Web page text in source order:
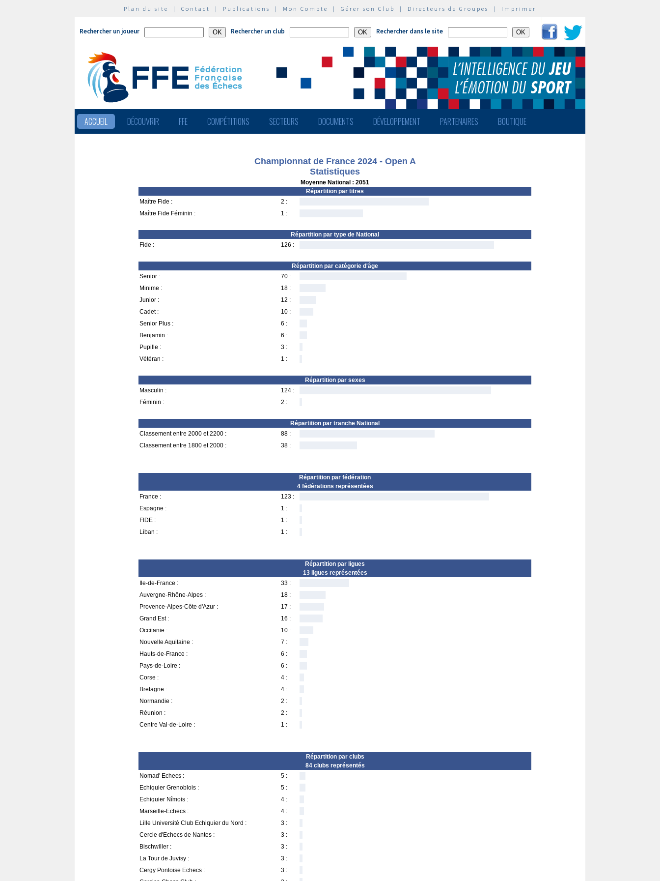
Plan du site | Contact | Publications | Mon Compte | Gérer son Club | Directeurs de Groupes | Imprimer
Rechercher un joueur Rechercher un club Rechercher dans le site
ACCUEIL DÉCOUVRIR FFE COMPÉTITIONS SECTEURS DOCUMENTS DÉVELOPPEMENT PARTENAIRES BOUTIQUE
Championnat de France 2024 - Open A
Statistiques
Moyenne National : 2051
Répartition par titres
Maître Fide :
2 :
Maître Fide Féminin :
1 :
Répartition par type de National
Fide :
126 :
Répartition par catégorie d'âge
Senior :
70 :
Minime :
18 :
Junior :
12 :
Cadet :
10 :
Senior Plus :
6 :
Benjamin :
6 :
Pupille :
3 :
Vétéran :
1 :
Répartition par sexes
Masculin :
124 :
Féminin :
2 :
Répartition par tranche National
Classement entre 2000 et 2200 :
88 :
Classement entre 1800 et 2000 :
38 :
Répartition par fédération
4 fédérations représentées
France :
123 :
Espagne :
1 :
FIDE :
1 :
Liban :
1 :
Répartition par ligues
13 ligues représentées
Ile-de-France :
33 :
Auvergne-Rhône-Alpes :
18 :
Provence-Alpes-Côte d'Azur :
17 :
Grand Est :
16 :
Occitanie :
10 :
Nouvelle Aquitaine :
7 :
Hauts-de-France :
6 :
Pays-de-Loire :
6 :
Corse :
4 :
Bretagne :
4 :
Normandie :
2 :
Réunion :
2 :
Centre Val-de-Loire :
1 :
Répartition par clubs
84 clubs représentés
Nomad' Echecs :
5 :
Echiquier Grenoblois :
5 :
Echiquier Nîmois :
4 :
Marseille-Echecs :
4 :
Lille Université Club Echiquier du Nord :
3 :
Cercle d'Echecs de Nantes :
3 :
Bischwiller :
3 :
La Tour de Juvisy :
3 :
Cergy Pontoise Echecs :
3 :